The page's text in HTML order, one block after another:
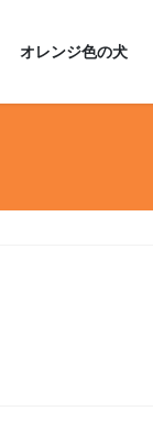
オレンジ色の犬